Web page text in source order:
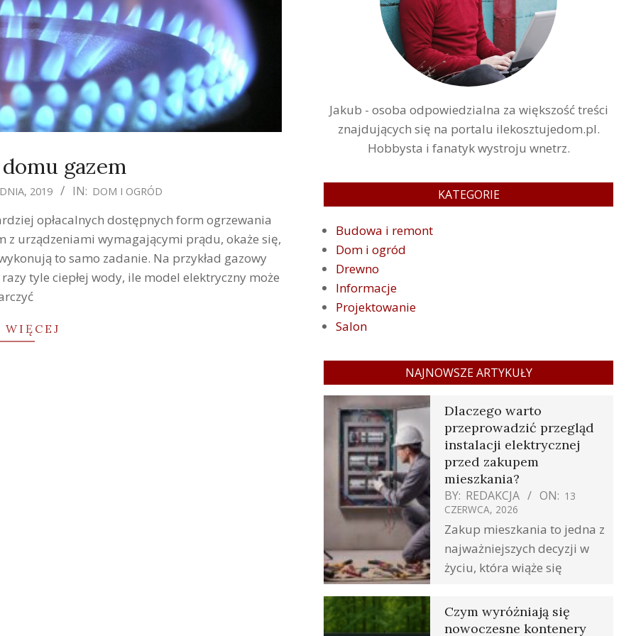
gazem
2019 IN: DOM I OGRÓD
opłacalnych dostępnych form ogrzewania
z urządzeniami wymagającymi prądu, okaże się,
to samo zadanie. Na przykład gazowy
tyle ciepłej wody, ile model elektryczny może
WIĘCEJ
Jakub - osoba odpowiedzialna za większość treści
znajdujących się na portalu ilekosztujedom.pl.
Hobbysta i fanatyk wystroju wnetrz.
KATEGORIE
Budowa i remont
Dom i ogród
Drewno
Informacje
Projektowanie
Salon
NAJNOWSZE ARTYKUŁY
Dlaczego warto
przeprowadzić przegląd
instalacji elektrycznej
przed zakupem
mieszkania?
BY: REDAKCJA ON: 13
CZERWCA, 2026
Zakup mieszkania to jedna z
najważniejszych decyzji w
życiu, która wiąże się
Czym wyróżniają się
nowoczesne kontenery